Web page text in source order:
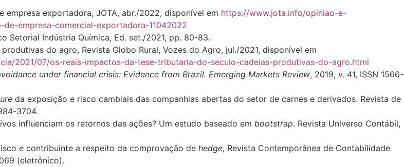
empresa exportadora, JOTA, abr./2022, disponível em https://www.jota.info/opiniao-e-
empresa-comercial-exportadora-11042022
Setorial Indústria Química, Ed. set./2021, pp. 80-83.
do agro, Revista Globo Rural, Vozes do Agro, jul./2021, disponível em
2021/07/os-reais-impactos-da-tese-tributaria-do-seculo-cadeias-produtivas-do-agro.html
under financial crisis: Evidence from Brazil. Emerging Markets Review, 2019, v. 41, ISSN 1566-
da exposição e risco cambiais das companhias abertas do setor de carnes e derivados. Revista de
3704.
influenciam os retornos das ações? Um estudo baseado em bootstrap. Revista Universo Contábil,
e contribuinte a respeito da comprovação de hedge, Revista Contemporânea de Contabilidade
(eletrônico).